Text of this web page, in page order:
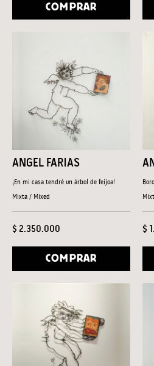
COMPRAR
ANGEL FARIAS
¡En mi casa tendré un árbol de feijoa!
Mixta / Mixed
$ 2.350.000
COMPRAR
$